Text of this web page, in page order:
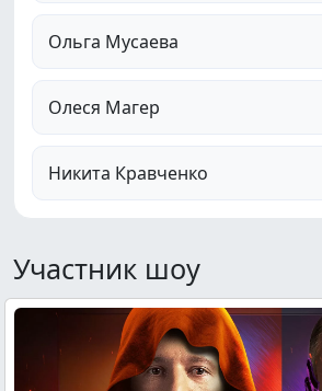
Ольга Мусаева
Олеся Магер
Никита Кравченко
Участник шоу